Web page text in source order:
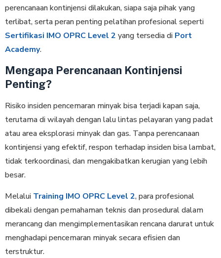
perencanaan kontinjensi dilakukan, siapa saja pihak yang
terlibat, serta peran penting pelatihan profesional seperti
Sertifikasi IMO OPRC Level 2 yang tersedia di Port
Academy.
Mengapa Perencanaan Kontinjensi
Penting?
Risiko insiden pencemaran minyak bisa terjadi kapan saja,
terutama di wilayah dengan lalu lintas pelayaran yang padat
atau area eksplorasi minyak dan gas. Tanpa perencanaan
kontinjensi yang efektif, respon terhadap insiden bisa lambat,
tidak terkoordinasi, dan mengakibatkan kerugian yang lebih
besar.
Melalui Training IMO OPRC Level 2, para profesional
dibekali dengan pemahaman teknis dan prosedural dalam
merancang dan mengimplementasikan rencana darurat untuk
menghadapi pencemaran minyak secara efisien dan
terstruktur.